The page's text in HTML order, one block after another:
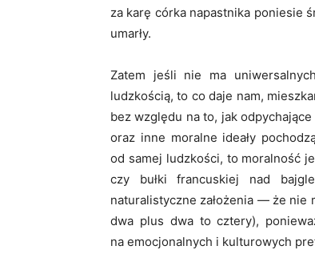
za karę córka napastnika poniesie
umarły.
Zatem jeśli nie ma
ludzkością, to co daje nam,
bez względu na to, jak
oraz inne moralne ideały
od samej ludzkości, to moralność
czy bułki francuskiej nad
naturalistyczne założenia — że nie
dwa plus dwa to cztery),
na emocjonalnych i kulturowych